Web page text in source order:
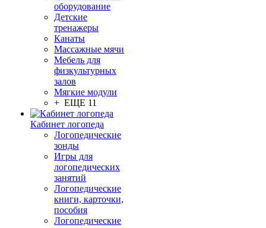
оборудование
Детские
тренажеры
Канаты
Массажные мячи
Мебель для
физкультурных
залов
Мягкие модули
+ ЕЩЕ 11
Кабинет логопеда
Логопедические
зонды
Игры для
логопедических
занятий
Логопедические
книги, карточки,
пособия
Логопедические